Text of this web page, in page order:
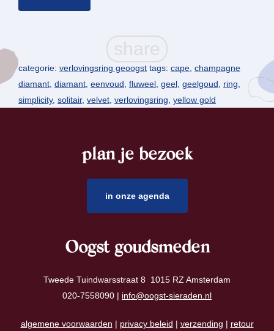
categorie: verlovingsring geoogst tags: cape, champagne
diamant, diamant, eenvoud, fluweel, geel, geelgoud, ring,
simplicity, solitair, velvet, verlovingsring, yellow gold
plan je bezoek
in onze agenda
Oogst goudsmeden
Tweede Tuindwarsstraat 8 1015 RZ Amsterdam
020-7558090 | info@oogst-sieraden.nl
algemene voorwaarden | privacy beleid | verzending | retour